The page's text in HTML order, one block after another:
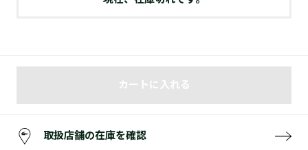
カートに入れる
取扱店舗の在庫を確認